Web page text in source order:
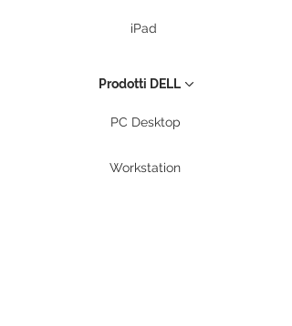
iPad
Prodotti DELL
PC Desktop
Workstation